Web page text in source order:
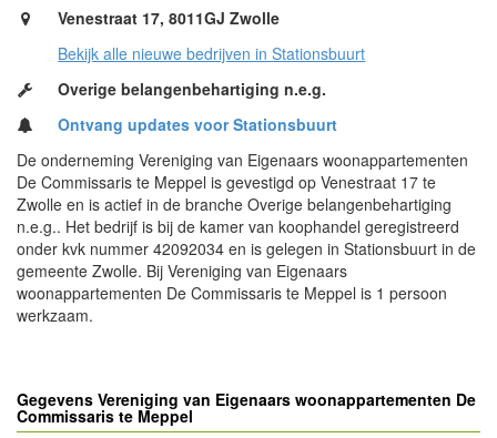
Venestraat 17, 8011GJ Zwolle
Bekijk alle nieuwe bedrijven in Stationsbuurt
Overige belangenbehartiging n.e.g.
Ontvang updates voor Stationsbuurt
De onderneming Vereniging van Eigenaars woonappartementen
De Commissaris te Meppel is gevestigd op Venestraat 17 te
Zwolle en is actief in de branche Overige belangenbehartiging
n.e.g.. Het bedrijf is bij de kamer van koophandel geregistreerd
onder kvk nummer 42092034 en is gelegen in Stationsbuurt in de
gemeente Zwolle. Bij Vereniging van Eigenaars
woonappartementen De Commissaris te Meppel is 1 persoon
werkzaam.
Gegevens Vereniging van Eigenaars woonappartementen De
Commissaris te Meppel